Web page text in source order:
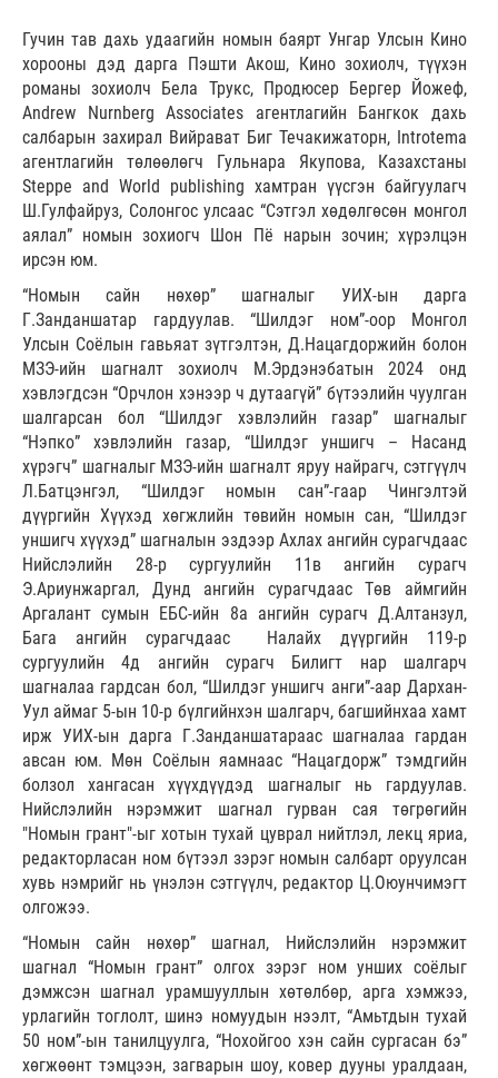
Гучин тав дахь удаагийн номын баярт Унгар Улсын Кино
хорооны дэд дарга Пэшти Акош, Кино зохиолч, түүхэн
романы зохиолч Бела Трукс, Продюсер Бергер Йожеф,
Andrew Nurnberg Associates агентлагийн Бангкок дахь
салбарын захирал Вийрават Биг Течакижаторн, Introtema
агентлагийн төлөөлөгч Гульнара Якупова, Казахстаны
Steppe and World publishing хамтран үүсгэн байгуулагч
Ш.Гулфайруз, Солонгос улсаас “Сэтгэл хөдөлгөсөн монгол
аялал” номын зохиогч Шон Пё нарын зочин; хүрэлцэн
ирсэн юм.
“Номын сайн нөхөр” шагналыг УИХ-ын дарга
Г.Занданшатар гардуулав. “Шилдэг ном”-оор Монгол
Улсын Соёлын гавьяат зүтгэлтэн, Д.Нацагдоржийн болон
МЗЭ-ийн шагналт зохиолч М.Эрдэнэбатын 2024 онд
хэвлэгдсэн “Орчлон хэнээр ч дутаагүй” бүтээлийн чуулган
шалгарсан бол “Шилдэг хэвлэлийн газар” шагналыг
“Нэпко” хэвлэлийн газар, “Шилдэг уншигч – Насанд
хүрэгч” шагналыг МЗЭ-ийн шагналт яруу найрагч, сэтгүүлч
Л.Батцэнгэл, “Шилдэг номын сан”-гаар Чингэлтэй
дүүргийн Хүүхэд хөгжлийн төвийн номын сан, “Шилдэг
уншигч хүүхэд” шагналын эздээр Ахлах ангийн сурагчдаас
Нийслэлийн 28-р сургуулийн 11в ангийн сурагч
Э.Ариунжаргал, Дунд ангийн сурагчдаас Төв аймгийн
Аргалант сумын ЕБС-ийн 8а ангийн сурагч Д.Алтанзул,
Бага ангийн сурагчдаас Налайх дүүргийн 119-р
сургуулийн 4д ангийн сурагч Билигт нар шалгарч
шагналаа гардсан бол, “Шилдэг уншигч анги”-аар Дархан-
Уул аймаг 5-ын 10-р бүлгийнхэн шалгарч, багшийнхаа хамт
ирж УИХ-ын дарга Г.Занданшатараас шагналаа гардан
авсан юм. Мөн Соёлын яамнаас “Нацагдорж” тэмдгийн
болзол хангасан хүүхдүүдэд шагналыг нь гардуулав.
Нийслэлийн нэрэмжит шагнал гурван сая төгрөгийн
"Номын грант"-ыг хотын тухай цуврал нийтлэл, лекц яриа,
редакторласан ном бүтээл зэрэг номын салбарт оруулсан
хувь нэмрийг нь үнэлэн сэтгүүлч, редактор Ц.Оюунчимэгт
олгожээ.
“Номын сайн нөхөр” шагнал, Нийслэлийн нэрэмжит
шагнал “Номын грант” олгох зэрэг ном унших соёлыг
дэмжсэн шагнал урамшууллын хөтөлбөр, арга хэмжээ,
урлагийн тоглолт, шинэ номуудын нээлт, “Амьтдын тухай
50 ном”-ын танилцуулга, “Нохойгоо хэн сайн сургасан бэ”
хөгжөөнт тэмцээн, загварын шоу, ковер дууны уралдаан,